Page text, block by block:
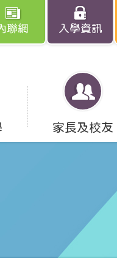
聯網 入學資訊
家長及校友